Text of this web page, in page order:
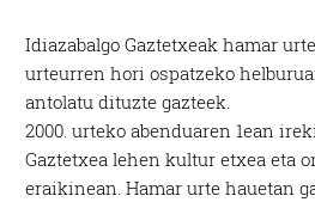
Idiazabalgo Gaztetxeak hamar
urteurren hori ospatzeko
antolatu dituzte gazteek.
2000. urteko abenduaren 1ean
Gaztetxea lehen kultur etxea eta
eraikinean. Hamar urte hauetan